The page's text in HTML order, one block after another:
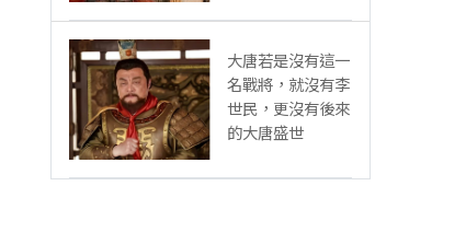
大唐若是沒有這一
名戰將，就沒有李
世民，更沒有後來
的大唐盛世